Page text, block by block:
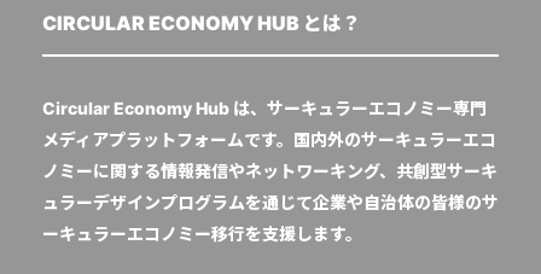
CIRCULAR ECONOMY HUB とは？
Circular Economy Hub は、サーキュラーエコノミー専門
メディアプラットフォームです。国内外のサーキュラーエコ
ノミーに関する情報発信やネットワーキング、共創型サーキ
ュラーデザインプログラムを通じて企業や自治体の皆様のサ
ーキュラーエコノミー移行を支援します。